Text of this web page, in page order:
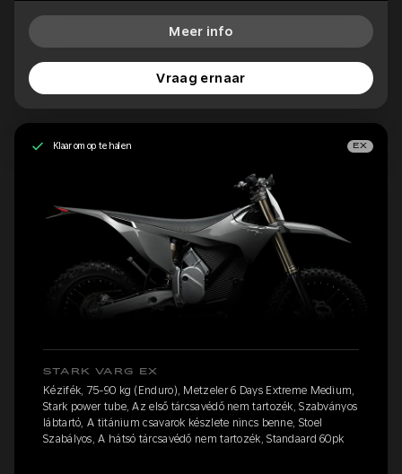
Meer info
Vraag ernaar
Klaar om op te halen EX
STARK VARG EX
Kézifék, 75-90 kg (Enduro), Metzeler 6 Days Extreme Medium,
Stark power tube, Az első tárcsavédő nem tartozék, Szabványos
lábtartó, A titánium csavarok készlete nincs benne, Stoel
Szabályos, A hátsó tárcsavédő nem tartozék, Standaard 60pk